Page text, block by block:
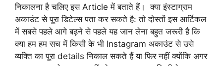
निकालना है चलिए इस Article में बताते हैं। क्या इंस्टाग्राम
अकाउंट से पूरा डिटेल्स पता कर सकते है: तो दोस्तों इस आर्टिकल
में सबसे पहले आगे बढ़ने से पहले यह जान लेना बहुत जरूरी है कि
क्या हम हम सच में किसी के भी Instagram अकाउंट से उसे
व्यक्ति का पूरा details निकाल सकते हैं या फिर नहीं क्योंकि अगर